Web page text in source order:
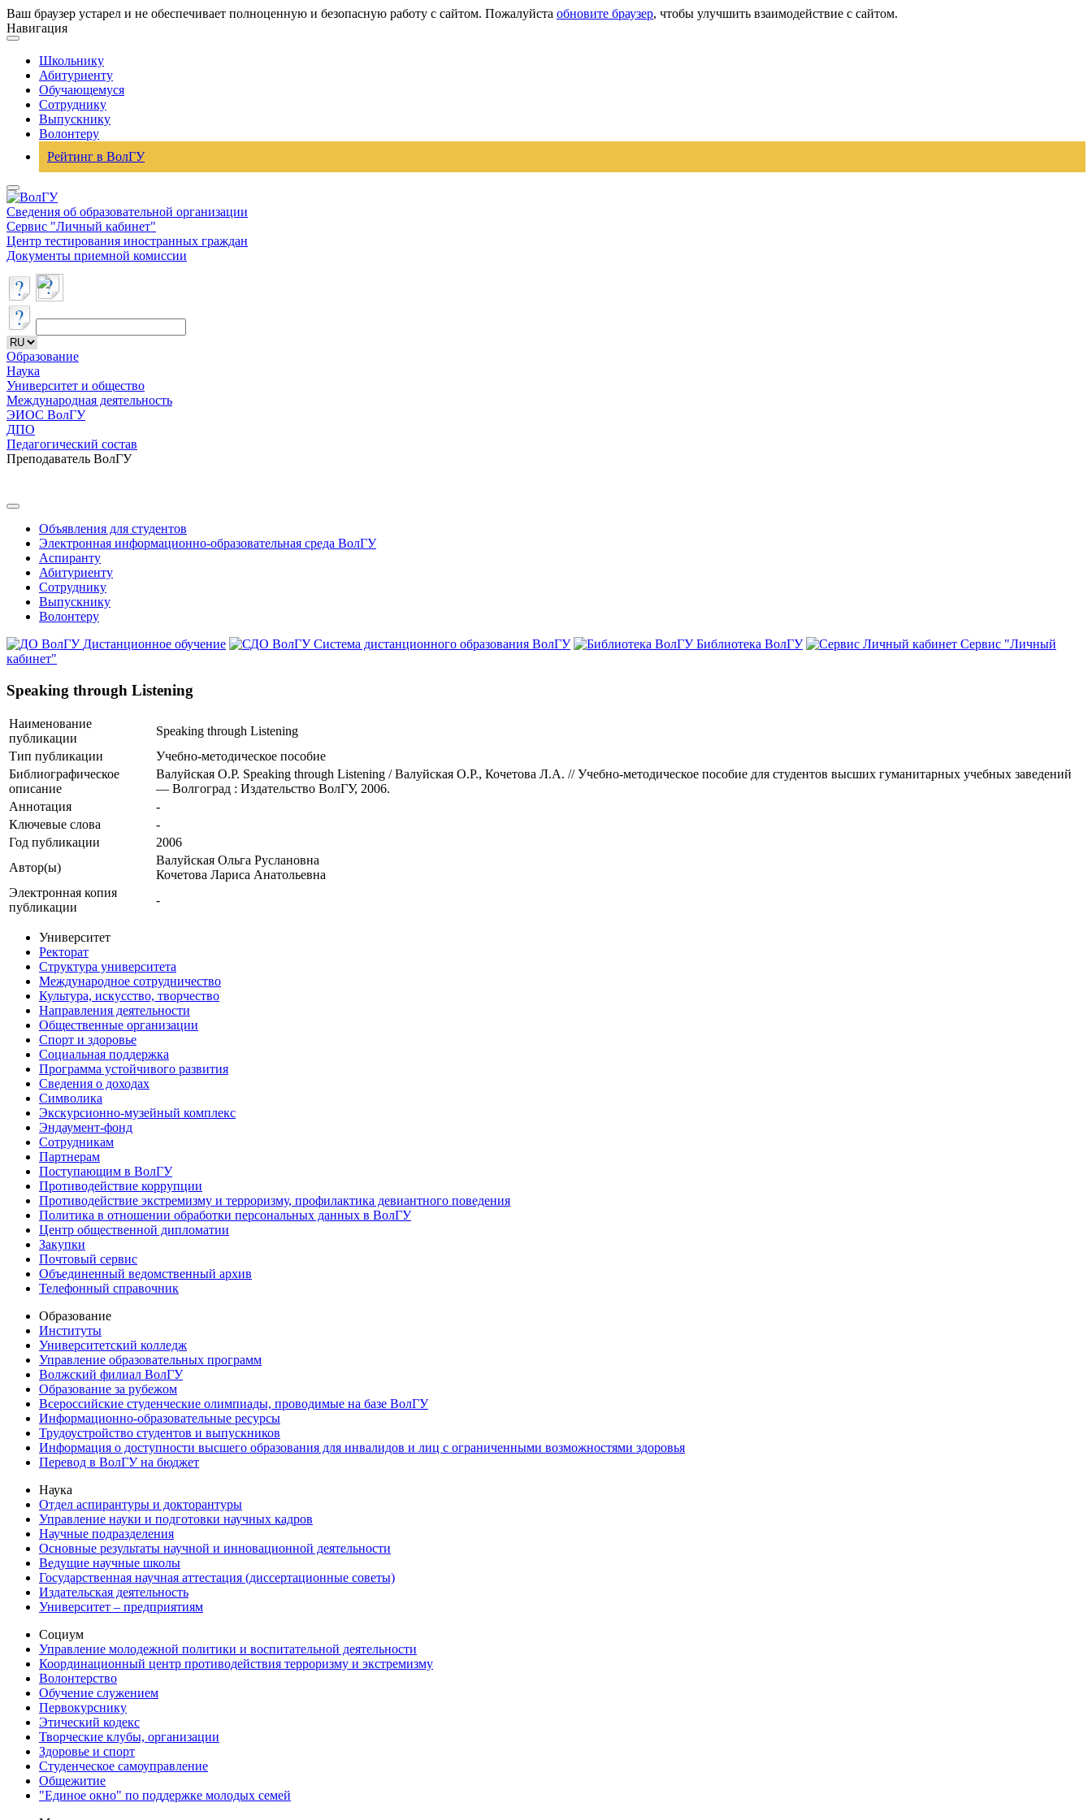
Ваш браузер устарел и не обеспечивает полноценную и безопасную работу с сайтом. Пожалуйста обновите браузер, чтобы улучшить взаимодействие с сайтом.
Навигация
Школьнику
Абитуриенту
Обучающемуся
Сотруднику
Выпускнику
Волонтеру
Рейтинг в ВолГУ
Сведения об образовательной организации
Сервис "Личный кабинет"
Центр тестирования иностранных граждан
Документы приемной комиссии
Образование
Наука
Университет и общество
Международная деятельность
ЭИОС ВолГУ
ДПО
Педагогический состав
Преподаватель ВолГУ
Объявления для студентов
Электронная информационно-образовательная среда ВолГУ
Аспиранту
Абитуриенту
Сотруднику
Выпускнику
Волонтеру
Дистанционное обучение
Система дистанционного образования ВолГУ Библиотека ВолГУ
Сервис "Личный
кабинет"
Speaking through Listening
Наименование
публикации
Speaking through Listening
Тип публикации
Учебно-методическое пособие
Библиографическое
описание
Валуйская О.Р. Speaking through Listening / Валуйская О.Р., Кочетова Л.А. // Учебно-методическое пособие для студентов высших гуманитарных учебных заведений
— Волгоград : Издательство ВолГУ, 2006.
Аннотация
-
Ключевые cлова
-
Год публикации
2006
Автор(ы)
Валуйская Ольга Руслановна
Кочетова Лариса Анатольевна
Электронная копия
публикации
-
Университет
Ректорат
Структура университета
Международное сотрудничество
Культура, искусство, творчество
Направления деятельности
Общественные организации
Спорт и здоровье
Социальная поддержка
Программа устойчивого развития
Сведения о доходах
Символика
Экскурсионно-музейный комплекс
Эндаумент-фонд
Сотрудникам
Партнерам
Поступающим в ВолГУ
Противодействие коррупции
Противодействие экстремизму и терроризму, профилактика девиантного поведения
Политика в отношении обработки персональных данных в ВолГУ
Центр общественной дипломатии
Закупки
Почтовый сервис
Объединенный ведомственный архив
Телефонный справочник
Образование
Институты
Университетский колледж
Управление образовательных программ
Волжский филиал ВолГУ
Образование за рубежом
Всероссийские студенческие олимпиады, проводимые на базе ВолГУ
Информационно-образовательные ресурсы
Трудоустройство студентов и выпускников
Информация о доступности высшего образования для инвалидов и лиц с ограниченными возможностями здоровья
Перевод в ВолГУ на бюджет
Наука
Отдел аспирантуры и докторантуры
Управление науки и подготовки научных кадров
Научные подразделения
Основные результаты научной и инновационной деятельности
Ведущие научные школы
Государственная научная аттестация (диссертационные советы)
Издательская деятельность
Университет – предприятиям
Социум
Управление молодежной политики и воспитательной деятельности
Координационный центр противодействия терроризму и экстремизму
Волонтерство
Обучение служением
Первокурснику
Этический кодекс
Творческие клубы, организации
Здоровье и спорт
Студенческое самоуправление
Общежитие
"Единое окно" по поддержке молодых семей